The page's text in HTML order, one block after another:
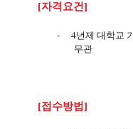
[자격요건]
- 4년제 대학교
무관
[접수방법]